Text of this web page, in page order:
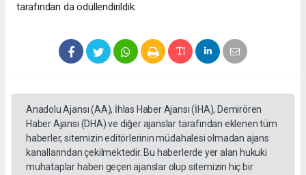
tarafından da ödüllendirildik.
Anadolu Ajansı (AA), İhlas Haber Ajansı (İHA), Demirören
Haber Ajansı (DHA) ve diğer ajanslar tarafından eklenen tüm
haberler, sitemizin editörlerinin müdahalesi olmadan ajans
kanallarından çekilmektedir. Bu haberlerde yer alan hukuki
muhataplar haberi geçen ajanslar olup sitemizin hiç bir